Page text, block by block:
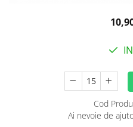
Cod
Ai nevoie de